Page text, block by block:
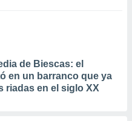
de Biescas: el
en un barranco que ya
riadas en el siglo XX